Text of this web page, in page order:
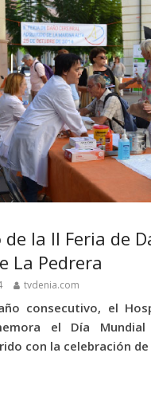
la II Feria de
La Pedrera
tvdenia.com
consecutivo, el
el Día
con la celebración de